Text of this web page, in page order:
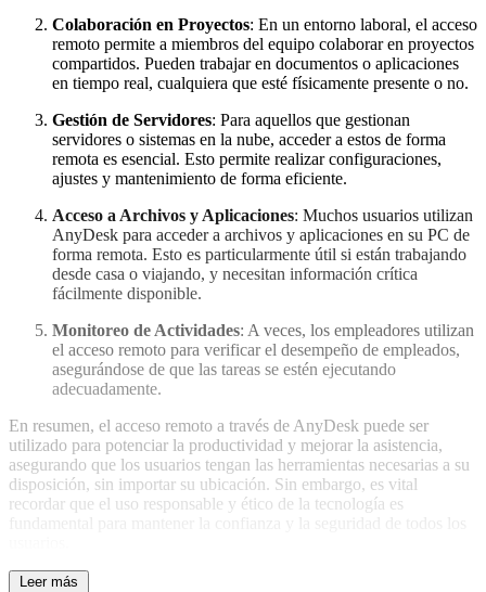
Colaboración en Proyectos: En un entorno laboral, el acceso
remoto permite a miembros del equipo colaborar en proyectos
compartidos. Pueden trabajar en documentos o aplicaciones
en tiempo real, cualquiera que esté físicamente presente o no.
Gestión de Servidores: Para aquellos que gestionan
servidores o sistemas en la nube, acceder a estos de forma
remota es esencial. Esto permite realizar configuraciones,
ajustes y mantenimiento de forma eficiente.
Acceso a Archivos y Aplicaciones: Muchos usuarios utilizan
AnyDesk para acceder a archivos y aplicaciones en su PC de
forma remota. Esto es particularmente útil si están trabajando
desde casa o viajando, y necesitan información crítica
fácilmente disponible.
Monitoreo de Actividades: A veces, los empleadores utilizan
el acceso remoto para verificar el desempeño de empleados,
asegurándose de que las tareas se estén ejecutando
adecuadamente.
En resumen, el acceso remoto a través de AnyDesk puede ser
utilizado para potenciar la productividad y mejorar la asistencia,
asegurando que los usuarios tengan las herramientas necesarias a su
disposición, sin importar su ubicación. Sin embargo, es vital
recordar que el uso responsable y ético de la tecnología es
Leer más